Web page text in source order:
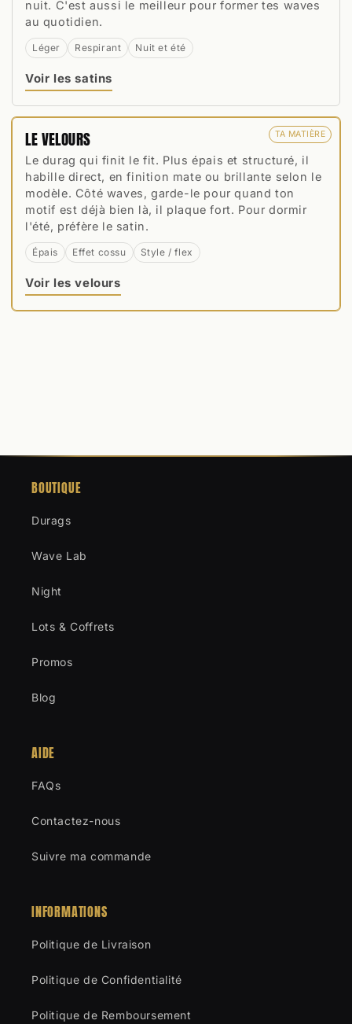
nuit. C'est aussi le meilleur pour former tes waves
au quotidien.
Léger Respirant Nuit et été
Voir les satins
TA MATIÈRE
LE VELOURS
Le durag qui finit le fit. Plus épais et structuré, il
habille direct, en finition mate ou brillante selon le
modèle. Côté waves, garde-le pour quand ton
motif est déjà bien là, il plaque fort. Pour dormir
l'été, préfère le satin.
Épais Effet cossu Style / flex
Voir les velours
BOUTIQUE
Durags
Wave Lab
Night
Lots & Coffrets
Promos
Blog
AIDE
FAQs
Contactez-nous
Suivre ma commande
INFORMATIONS
Politique de Livraison
Politique de Confidentialité
Politique de Remboursement